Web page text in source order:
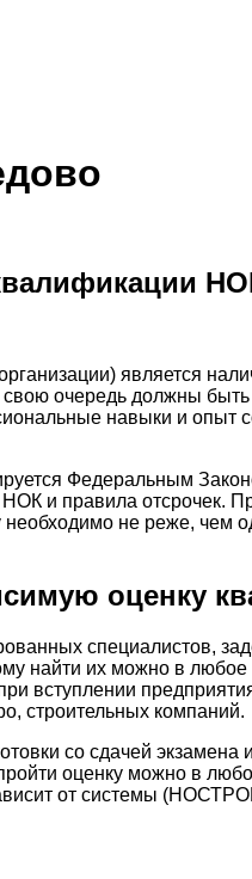
является
очередь должны быть
навыки и опыт
Федеральным
и правила отсрочек.
не реже, чем
оценку
специалистов,
найти их можно в
вступлении
строительных компаний.
со сдачей
оценку можно в
от системы